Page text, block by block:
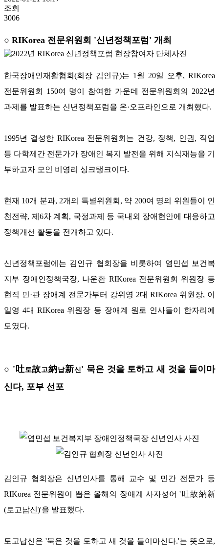
조회
3006
○ RIKorea 전문위원회 '신년정책포럼' 개최
한국장애인재활협회(회장 김인규)는 1월 20일 오후, RIKorea
전문위원회 150여 명이 참여한 가운데 전문위원회의 2022년
과제를 발표하는 신년정책포럼을 온·오프라인으로 개최했다.
1995년 결성한 RIKorea 전문위원회는 건강, 정책, 인권, 직업
등 다학제간 전문가가 장애인 복지 발전을 위해 지식재능을 기
부하고자 모인 비영리 싱크탱크이다.
현재 10개 분과, 2개의 특별위원회, 약 200여 명의 위원들이 인
천전략, 제6차 계획, 국정과제 등 국내외 장애현안에 대응하고
정책개선 활동을 전개하고 있다.
신년정책포럼에는 김인규 협회장을 비롯하여 염민섭 보건복
지부 장애인정책국장, 나운환 RIKorea 전문위원회 위원장 등
현직 민·관 장애계 전문가부터 강위영 2대 RIKorea 위원장, 이
일영 4대 RIKorea 위원장 등 장애계 원로 인사들이 한자리에
모였다.
○ '吐 토故 고納납新신 ' 묵은 것을 토하고 새 것을 들이마
신다, 포부 선포
김인규 협회장은 신년인사를 통해 교수 및 민간 전문가 등
RIKorea 전문위원이 뽑은 올해의 장애계 사자성어 '吐故納新
(토고납신)'을 발표했다.
토고납신은 '묵은 것을 토하고 새 것을 들이마신다.'는 뜻으로,